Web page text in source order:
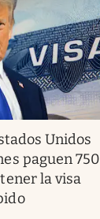
Unidos
paguen 750
la visa